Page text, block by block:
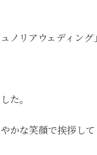
リアウェディング
た。
かな笑顔で挨拶し